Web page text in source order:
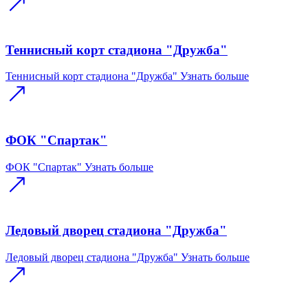
Теннисный корт стадиона "Дружба"
Теннисный корт стадиона "Дружба" Узнать больше
ФОК "Спартак"
ФОК "Спартак" Узнать больше
Ледовый дворец стадиона "Дружба"
Ледовый дворец стадиона "Дружба" Узнать больше